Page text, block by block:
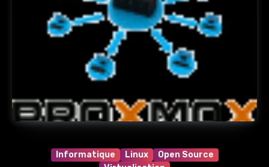
Informatique Linux
Open Source